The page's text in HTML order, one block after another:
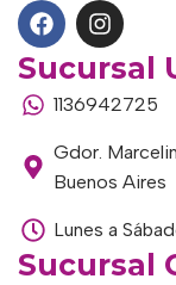
Sucursal
1136942725
Gdor.
Buenos Aires
Lunes a
Sucursal